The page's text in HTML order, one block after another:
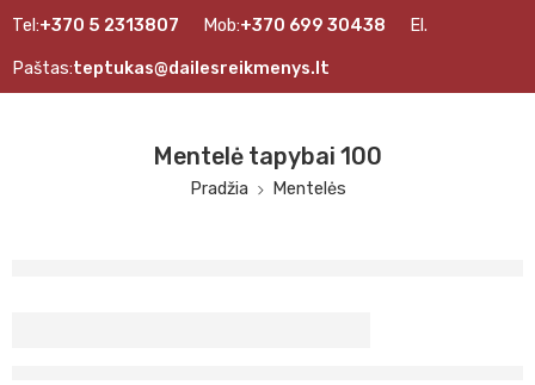
Tel:+370 5 2313807 Mob:+370 699 30438 El.
Paštas:teptukas@dailesreikmenys.lt
Mentelė tapybai 100
Pradžia Mentelės